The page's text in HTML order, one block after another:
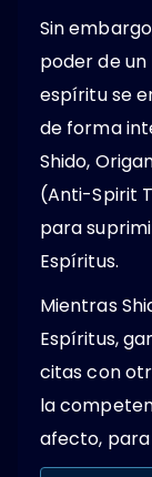
Sin
poder de
espíritu se
de forma
Shido,
(Anti-Spirit
para
Espíritus.
Mientras
Espíritus,
citas con
la
afecto, para